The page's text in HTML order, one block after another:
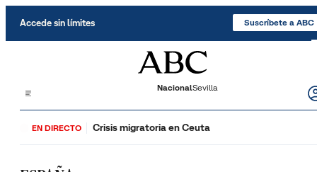
Accede sin límites Suscríbete a ABC
NacionalSevilla
EN DIRECTO Crisis migratoria en Ceuta